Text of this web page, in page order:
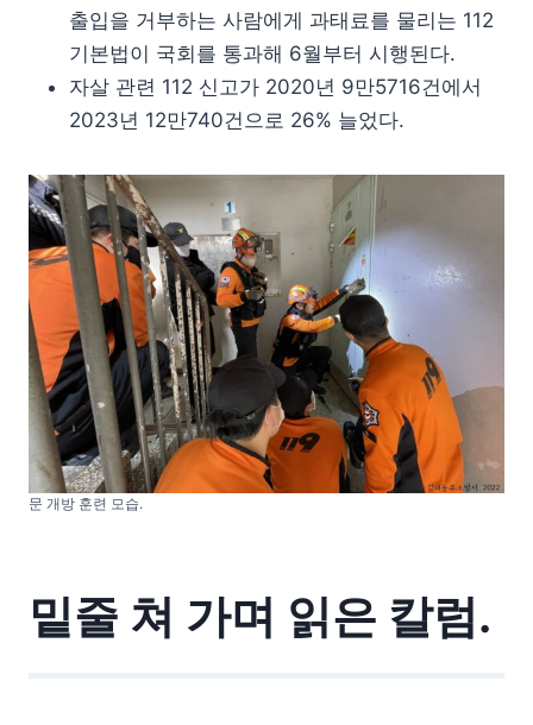
출입을 거부하는 사람에게 과태료를 물리는 112
기본법이 국회를 통과해 6월부터 시행된다.
자살 관련 112 신고가 2020년 9만5716건에서
2023년 12만740건으로 26% 늘었다.
문 개방 훈련 모습.
밑줄 쳐 가며 읽은 칼럼.